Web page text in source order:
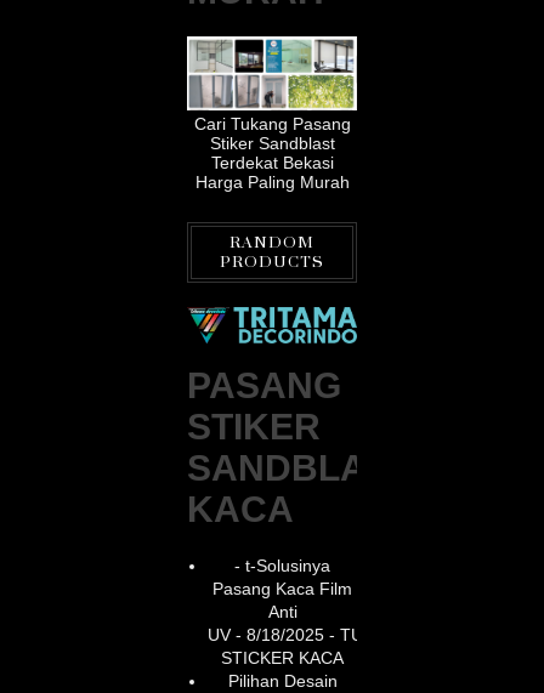
Cari Tukang Pasang
Stiker Sandblast
Terdekat Bekasi
Harga Paling Murah
RANDOM
PRODUCTS
PASANG
STIKER
SANDBLAST
KACA
- t-Solusinya
Pasang Kaca Film
Anti
UV- 8/18/2025 - TUKANG
STICKER KACA
Pilihan Desain